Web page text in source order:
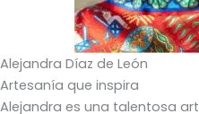
Alejandra Díaz de León
Artesanía que inspira
Alejandra es una talentosa